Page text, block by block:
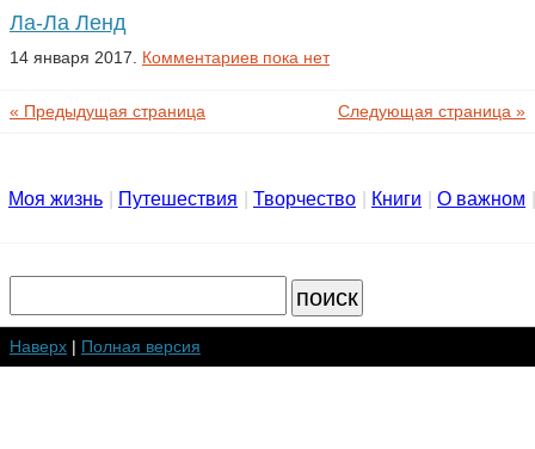
Ла-Ла Ленд
14 января 2017. Комментариев пока нет
Следующая страница »
« Предыдущая страница
Моя жизнь Путешествия Творчество Книги О важном
Наверх | Полная версия